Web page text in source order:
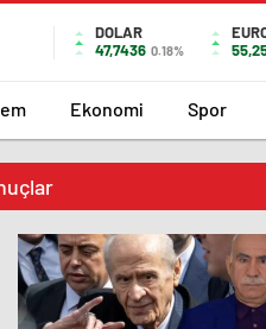
DOLAR
47,7436 0.18%
Ekonomi Spor